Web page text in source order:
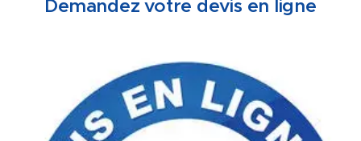
Demandez votre devis en ligne